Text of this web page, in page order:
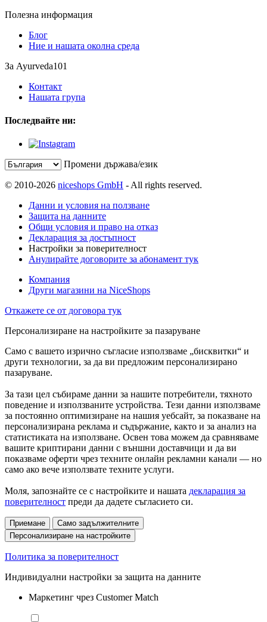
Полезна информация
Блог
Ние и нашата околна среда
За Ayurveda101
Контакт
Нашата група
Последвайте ни:
Промени държава/език
© 2010-2026 niceshops GmbH - All rights reserved.
Данни и условия на ползване
Защита на данните
Общи условия и право на отказ
Декларация за достъпност
Настройки за поверителност
Анулирайте договорите за абонамент тук
Компания
Други магазини на NiceShops
Откажете се от договора тук
Персонализиране на настройките за пазаруване
Само с вашето изрично съгласие използваме „бисквитки“ и
други технологии, за да ви предложим персонализирано
пазаруване.
За тази цел събираме данни за нашите потребители, тяхното
поведение и използваните устройства. Тези данни използваме
за постоянно оптимизиране на нашия уебсайт, за показване на
персонализирана реклама и съдържание, както и за анализ на
статистиката на използване. Освен това можем да сравняваме
вашите криптирани данни с външни доставчици и да ви
показваме оферти чрез техните онлайн рекламни канали — но
само ако вече използвате техните услуги.
Моля, запознайте се с настройките и нашата декларация за
поверителност преди да дадете съгласието си.
Приемане
Само задължителните
Персонализиране на настройките
Политика за поверителност
Индивидуални настройки за защита на данните
Маркетинг чрез Customer Match